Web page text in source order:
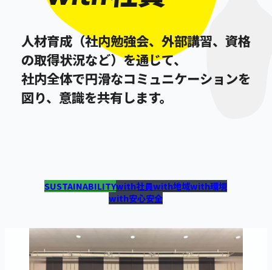
人材育成（社内勉強会、外部講習、資格
の取得状況など）を通じて、
社内全体で円滑なコミュニケーションを
図り、意識を共有します。
SUSTAINABILITYwith社員with地域with環境
with安心安全